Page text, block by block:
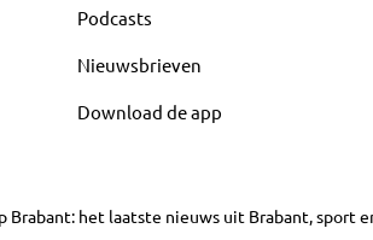
Podcasts
Nieuwsbrieven
Download de app
Brabant: het laatste nieuws uit Brabant, sport